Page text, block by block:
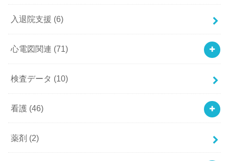
入退院支援 (6)
心電図関連 (71)
検査データ (10)
看護 (46)
薬剤 (2)